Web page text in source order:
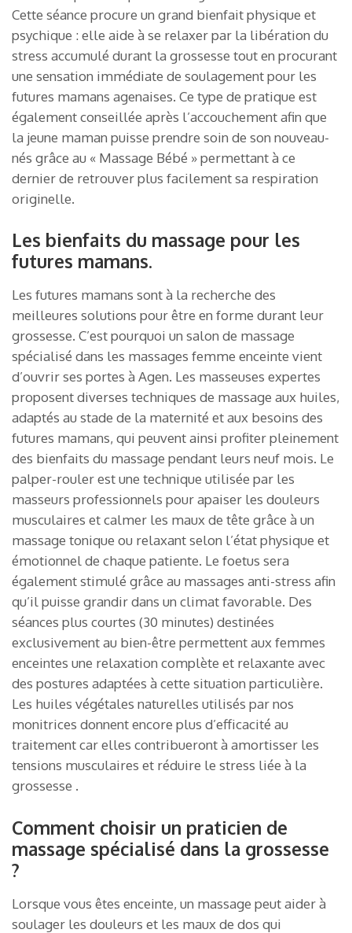
Cette séance procure un grand bienfait physique et
psychique : elle aide à se relaxer par la libération du
stress accumulé durant la grossesse tout en procurant
une sensation immédiate de soulagement pour les
futures mamans agenaises. Ce type de pratique est
également conseillée après l’accouchement afin que
la jeune maman puisse prendre soin de son nouveau-
nés grâce au « Massage Bébé » permettant à ce
dernier de retrouver plus facilement sa respiration
originelle.
Les bienfaits du massage pour les
futures mamans.
Les futures mamans sont à la recherche des
meilleures solutions pour être en forme durant leur
grossesse. C’est pourquoi un salon de massage
spécialisé dans les massages femme enceinte vient
d’ouvrir ses portes à Agen. Les masseuses expertes
proposent diverses techniques de massage aux huiles,
adaptés au stade de la maternité et aux besoins des
futures mamans, qui peuvent ainsi profiter pleinement
des bienfaits du massage pendant leurs neuf mois. Le
palper-rouler est une technique utilisée par les
masseurs professionnels pour apaiser les douleurs
musculaires et calmer les maux de tête grâce à un
massage tonique ou relaxant selon l’état physique et
émotionnel de chaque patiente. Le foetus sera
également stimulé grâce au massages anti-stress afin
qu’il puisse grandir dans un climat favorable. Des
séances plus courtes (30 minutes) destinées
exclusivement au bien-être permettent aux femmes
enceintes une relaxation complète et relaxante avec
des postures adaptées à cette situation particulière.
Les huiles végétales naturelles utilisés par nos
monitrices donnent encore plus d’efficacité au
traitement car elles contribueront à amortisser les
tensions musculaires et réduire le stress liée à la
grossesse .
Comment choisir un praticien de
massage spécialisé dans la grossesse
?
Lorsque vous êtes enceinte, un massage peut aider à
soulager les douleurs et les maux de dos qui